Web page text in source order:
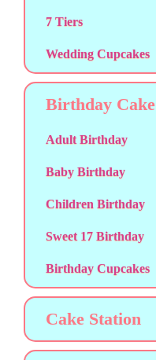
7 Tiers
Wedding Cupcakes
Birthday Cake
Adult Birthday
Baby Birthday
Children Birthday
Sweet 17 Birthday
Birthday Cupcakes
Cake Station